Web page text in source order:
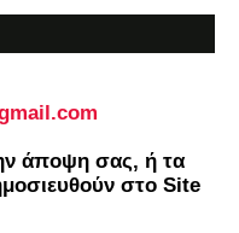
άποψη σας, ή τα
στο Site